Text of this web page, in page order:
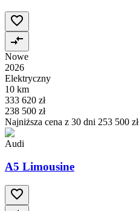
Nowe
2026
Elektryczny
10 km
333 620 zł
238 500 zł
Najniższa cena z 30 dni 253 500 zł
Audi
A5 Limousine